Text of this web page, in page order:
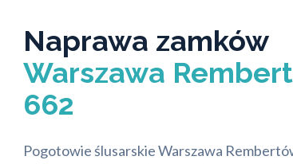
Naprawa zamków
Warszawa
662
Pogotowie ślusarskie Warszawa